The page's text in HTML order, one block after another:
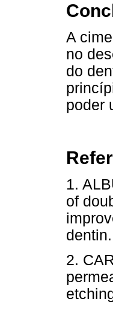
A
no
do
poder
1.
of
2.